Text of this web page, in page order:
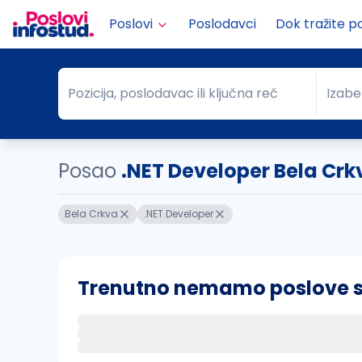
Poslovi Poslodavci Dok tražite
Pozicija, poslodavac ili ključna reč
Pozicija, poslodavac ili ključna reč Grad
Posao .NET Developer Bela
Bela Crkva .NET Developer
Trenutno nemamo poslove